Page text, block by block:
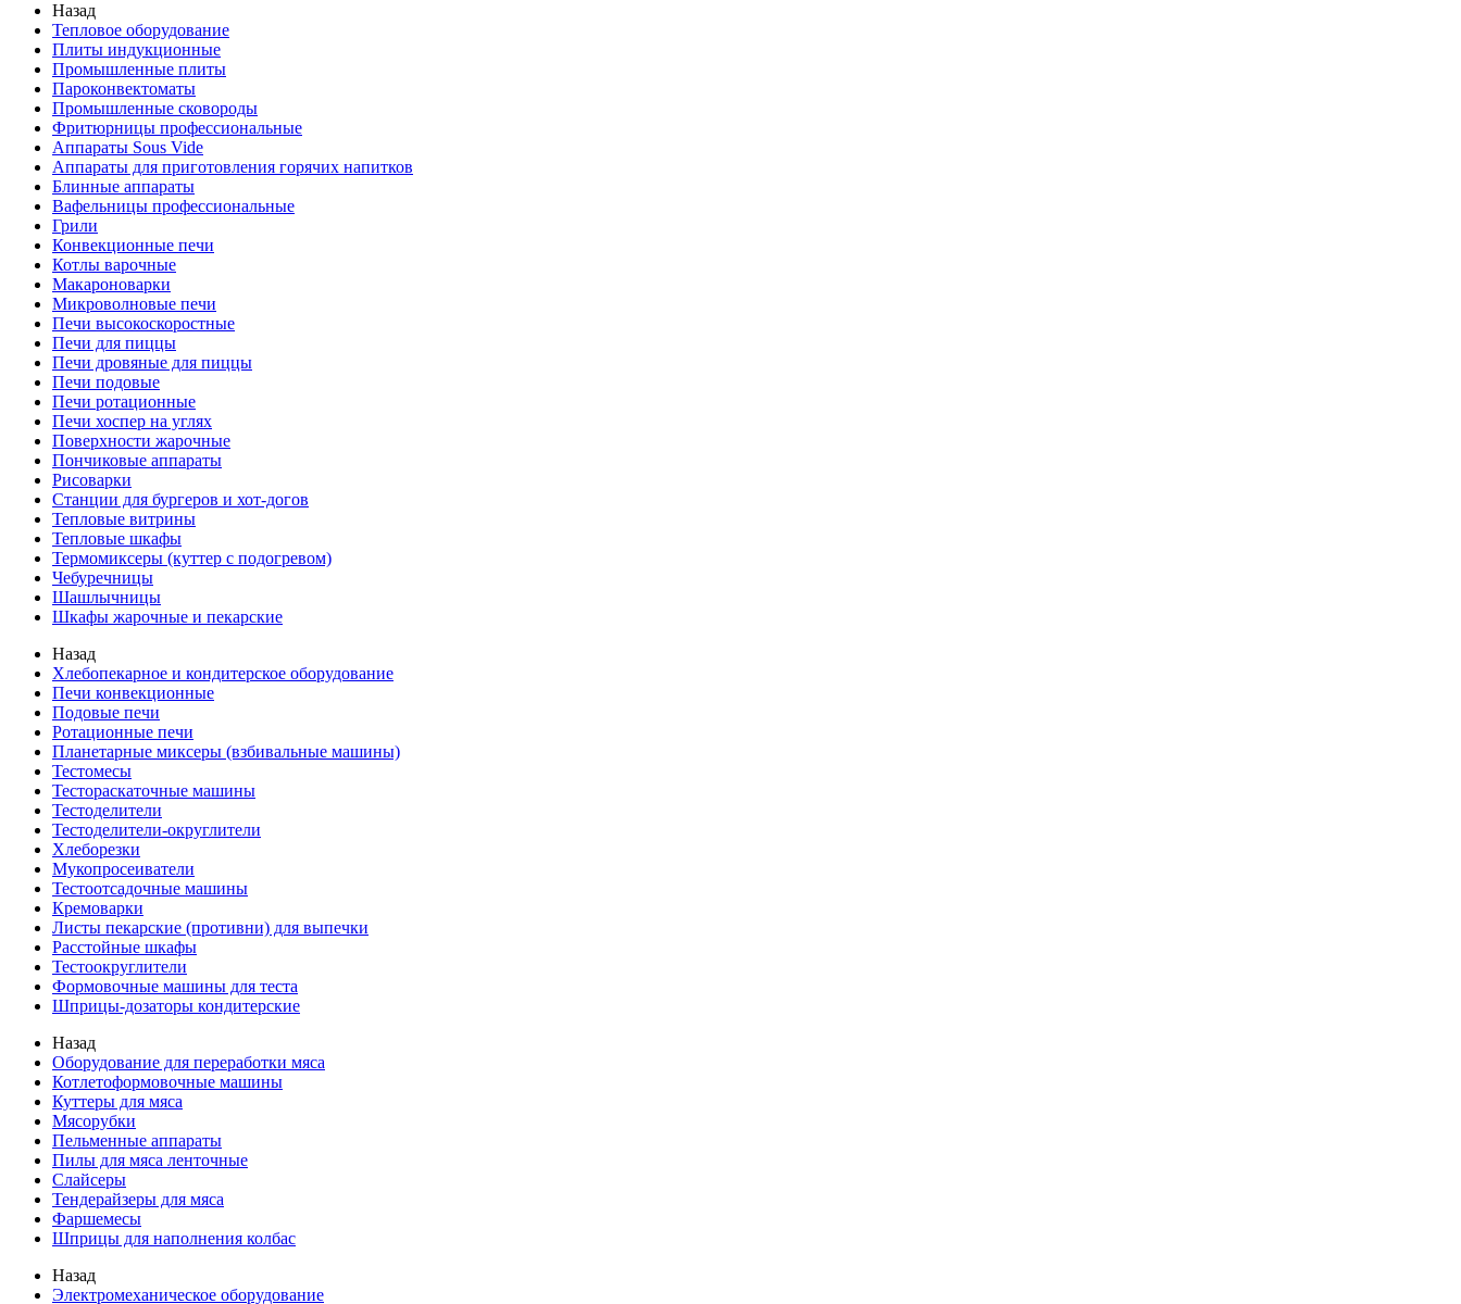
Назад
Тепловое оборудование
Плиты индукционные
Промышленные плиты
Пароконвектоматы
Промышленные сковороды
Фритюрницы профессиональные
Аппараты Sous Vide
Аппараты для приготовления горячих напитков
Блинные аппараты
Вафельницы профессиональные
Грили
Конвекционные печи
Котлы варочные
Макароноварки
Микроволновые печи
Печи высокоскоростные
Печи для пиццы
Печи дровяные для пиццы
Печи подовые
Печи ротационные
Печи хоспер на углях
Поверхности жарочные
Пончиковые аппараты
Рисоварки
Станции для бургеров и хот-догов
Тепловые витрины
Тепловые шкафы
Термомиксеры (куттер с подогревом)
Чебуречницы
Шашлычницы
Шкафы жарочные и пекарские
Назад
Хлебопекарное и кондитерское оборудование
Печи конвекционные
Подовые печи
Ротационные печи
Планетарные миксеры (взбивальные машины)
Тестомесы
Тестораскаточные машины
Тестоделители
Тестоделители-округлители
Хлеборезки
Мукопросеиватели
Тестоотсадочные машины
Кремоварки
Листы пекарские (противни) для выпечки
Расстойные шкафы
Тестоокруглители
Формовочные машины для теста
Шприцы-дозаторы кондитерские
Назад
Оборудование для переработки мяса
Котлетоформовочные машины
Куттеры для мяса
Мясорубки
Пельменные аппараты
Пилы для мяса ленточные
Слайсеры
Тендерайзеры для мяса
Фаршемесы
Шприцы для наполнения колбас
Назад
Электромеханическое оборудование